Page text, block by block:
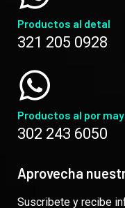
Productos al detal
321 205 0928
Productos al por
302 243 6050
Aprovecha
Suscribete y recibe